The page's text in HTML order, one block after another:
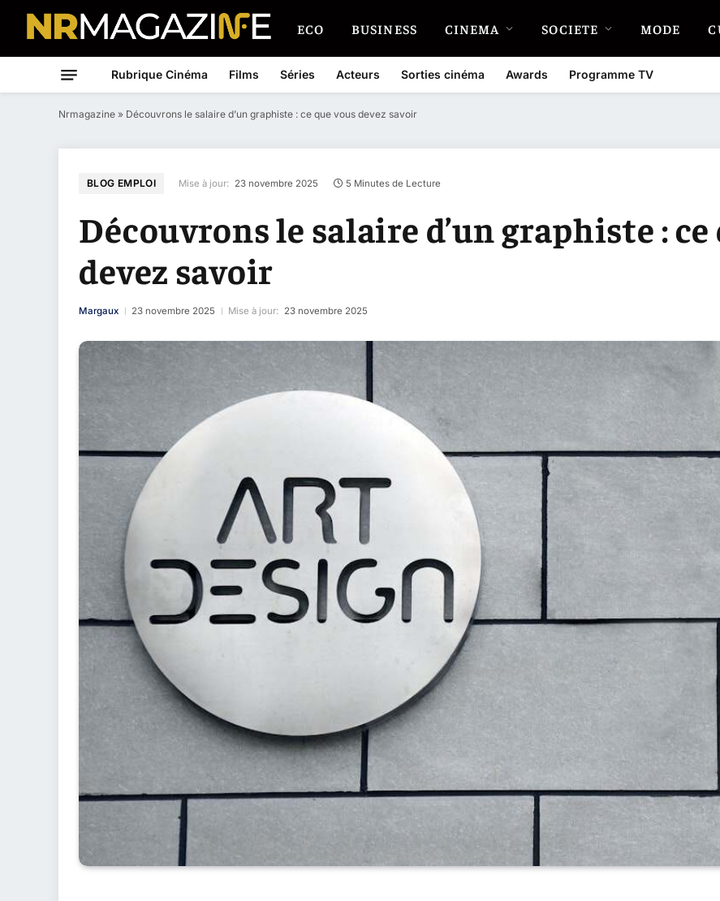
ECO BUSINESS CINEMA SOCIETE MODE
Rubrique Cinéma Films Séries Acteurs Sorties cinéma Awards Programme TV
Nrmagazine » Découvrons le salaire d’un graphiste : ce que vous devez savoir
BLOG EMPLOI Mise à jour: 23 novembre 2025 5 Minutes de Lecture
Découvrons le salaire d’un graphiste : ce
devez savoir
Margaux 23 novembre 2025 Mise à jour: 23 novembre 2025